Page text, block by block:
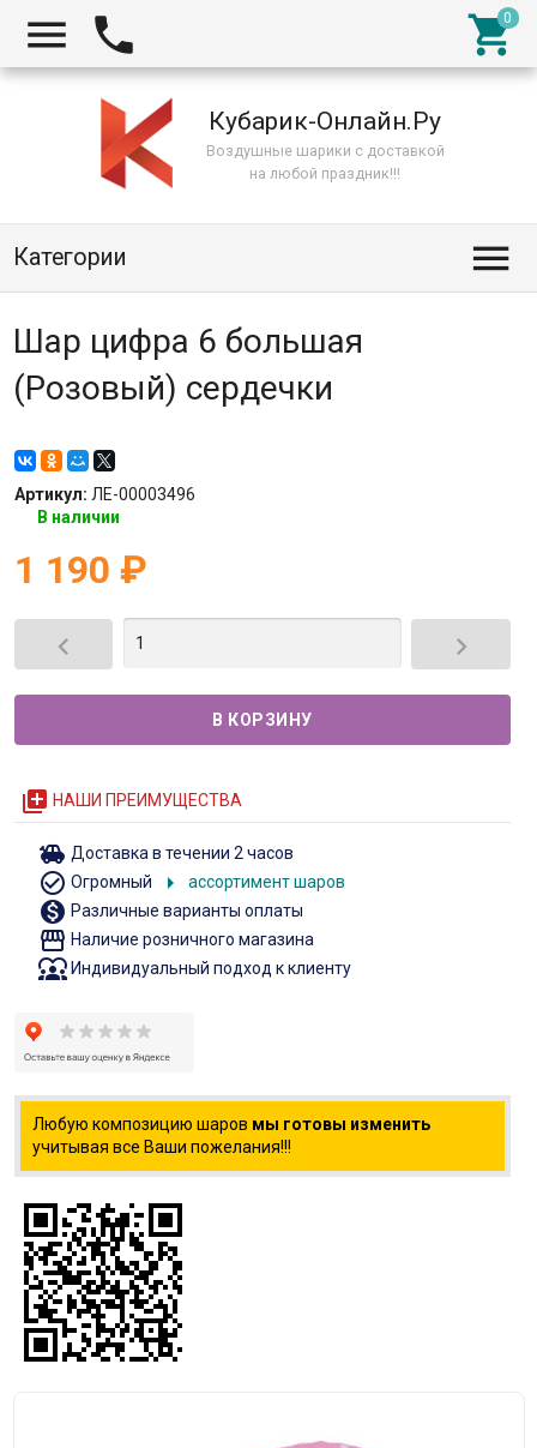
  
Кубарик-Онлайн.Ру
Воздушные шарики с доставкой
на любой праздник!!!
Категории 
Шар цифра 6 большая
(Розовый) сердечки
Артикул: ЛЕ-00003496
В наличии
1 190 ₽
 
queue НАШИ ПРЕИМУЩЕСТВА
toys Доставка в течении 2 часов
check_circle_outline Огромный arrow_right ассортимент шаров
monetization_on Различные варианты оплаты
storefront Наличие розничного магазина
diversity_1Индивидуальный подход к клиенту
Любую композицию шаров мы готовы изменить
учитывая все Ваши пожелания!!!